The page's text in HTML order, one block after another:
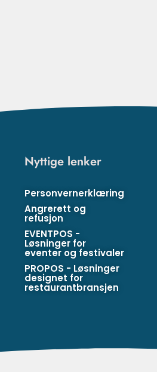
Nyttige lenker
Personvernerklæring
Angrerett og
refusjon
EVENTPOS -
Løsninger for
eventer og festivaler
PROPOS - Løsninger
designet for
restaurantbransjen